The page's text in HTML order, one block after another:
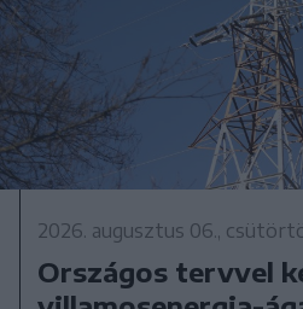
2026. augusztus 06.,
Országos tervvel